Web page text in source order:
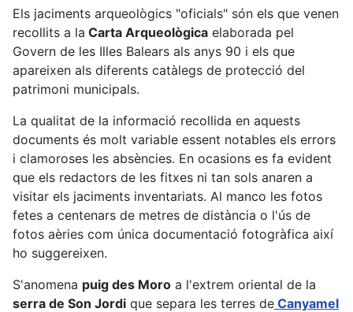
Els jaciments arqueològics "oficials" són els que venen
recollits a la Carta Arqueològica elaborada pel
Govern de les Illes Balears als anys 90 i els que
apareixen als diferents catàlegs de protecció del
patrimoni municipals.
La qualitat de la informació recollida en aquests
documents és molt variable essent notables els errors
i clamoroses les absències. En ocasions es fa evident
que els redactors de les fitxes ni tan sols anaren a
visitar els jaciments inventariats. Al manco les fotos
fetes a centenars de metres de distància o l'ús de
fotos aèries com única documentació fotogràfica així
ho suggereixen.
S'anomena puig des Moro a l'extrem oriental de la
serra de Son Jordi que separa les terres de Canyamel